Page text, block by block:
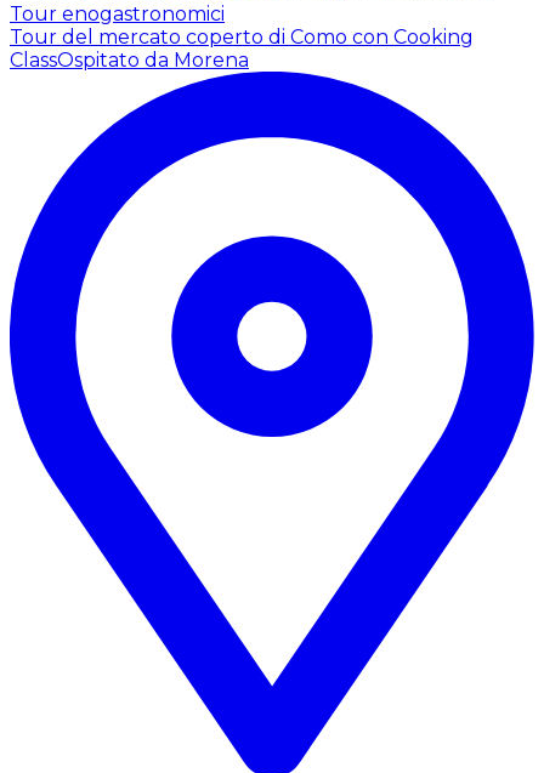
Tour enogastronomici
Tour del mercato coperto di Como con Cooking
ClassOspitato da Morena